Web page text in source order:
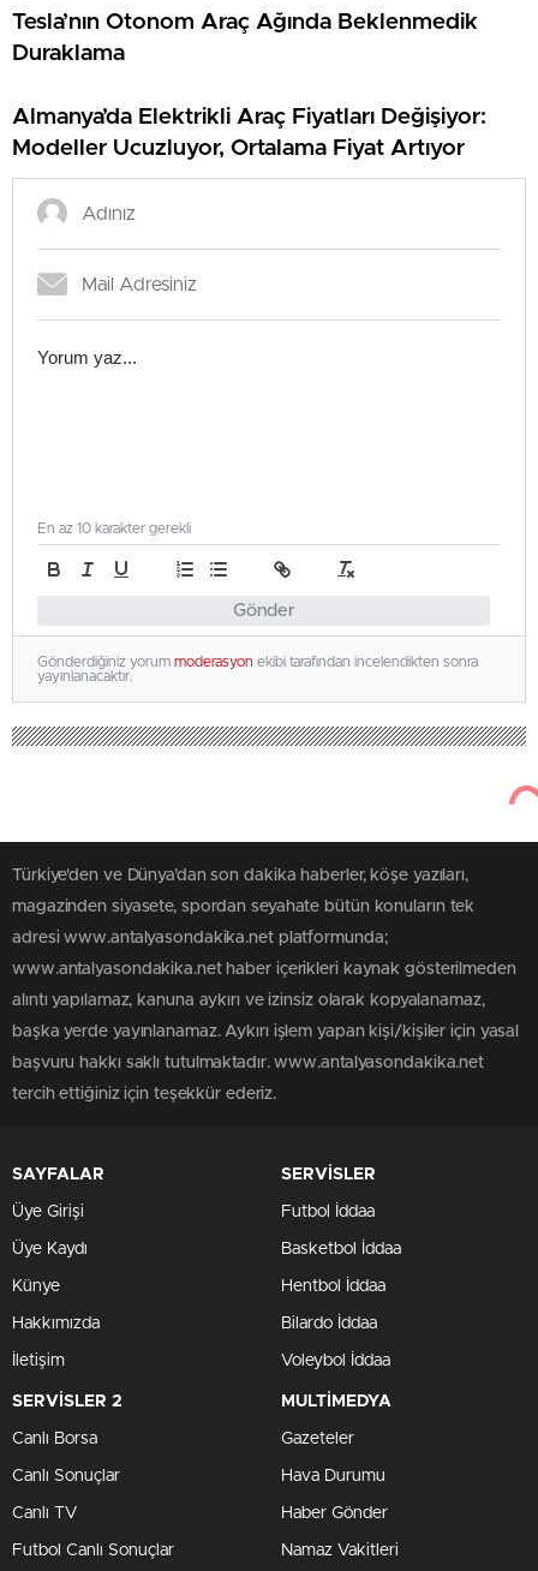
Tesla’nın Otonom Araç Ağında Beklenmedik
Duraklama
Almanya’da Elektrikli Araç Fiyatları Değişiyor:
Modeller Ucuzluyor, Ortalama Fiyat Artıyor
Gönder
En az 10 karakter gerekli
Gönderdiğiniz yorum moderasyon ekibi tarafından incelendikten sonra
yayınlanacaktır.
Türkiye'den ve Dünya’dan son dakika haberler, köşe yazıları,
magazinden siyasete, spordan seyahate bütün konuların tek
adresi www.antalyasondakika.net platformunda;
www.antalyasondakika.net haber içerikleri kaynak gösterilmeden
alıntı yapılamaz, kanuna aykırı ve izinsiz olarak kopyalanamaz,
başka yerde yayınlanamaz. Aykırı işlem yapan kişi/kişiler için yasal
başvuru hakkı saklı tutulmaktadır. www.antalyasondakika.net
tercih ettiğiniz için teşekkür ederiz.
SAYFALAR
Üye Girişi
Üye Kaydı
Künye
Hakkımızda
İletişim
SERVİSLER
Futbol İddaa
Basketbol İddaa
Hentbol İddaa
Bilardo İddaa
Voleybol İddaa
SERVİSLER 2
Canlı Borsa
Canlı Sonuçlar
Canlı TV
Futbol Canlı Sonuçlar
MULTİMEDYA
Gazeteler
Hava Durumu
Haber Gönder
Namaz Vakitleri